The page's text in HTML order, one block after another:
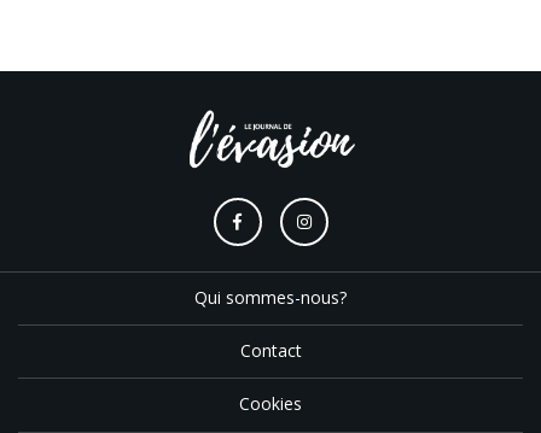
Qui sommes-nous?
Contact
Cookies